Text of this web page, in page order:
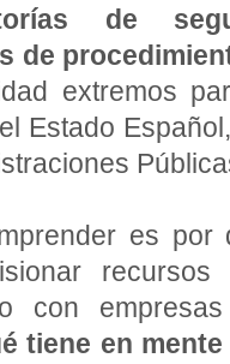
de
de
extremos
Estado
es por
recursos
con
tiene en